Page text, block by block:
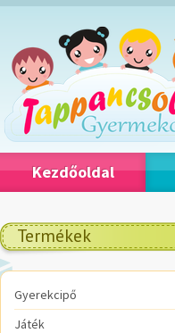
Kezdőoldal
Termékek
Gyerekcipő
Játék